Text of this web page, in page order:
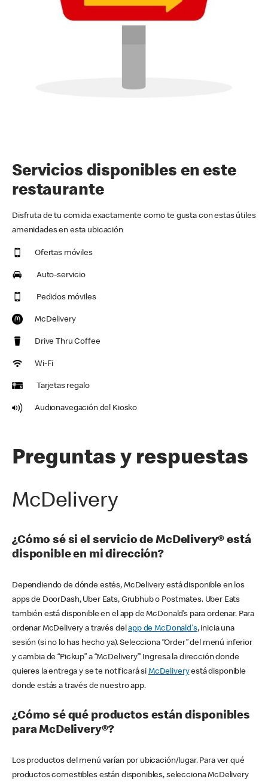
Servicios disponibles en este
restaurante
Disfruta de tu comida exactamente como te gusta con estas útiles
amenidades en esta ubicación
Ofertas móviles
Auto-servicio
Pedidos móviles
McDelivery
Drive Thru Coffee
Wi-Fi
Tarjetas regalo
Audionavegación del Kiosko
Preguntas y respuestas
McDelivery
¿Cómo sé si el servicio de McDelivery® está
disponible en mi dirección?
Dependiendo de dónde estés, McDelivery está disponible en los
apps de DoorDash, Uber Eats, Grubhub o Postmates. Uber Eats
también está disponible en el app de McDonald’s para ordenar. Para
ordenar McDelivery a través delapp de McDonald's, inicia una
sesión (si no lo has hecho ya). Selecciona “Order” del menú inferior
y cambia de “Pickup” a “McDelivery’” Ingresa la dirección donde
quieres la entrega y se te notificará si McDeliveryestá disponible
donde estás a través de nuestro app.
¿Cómo sé qué productos están disponibles
para McDelivery®?
Los productos del menú varían por ubicación/lugar. Para ver qué
productos comestibles están disponibles, selecciona McDelivery